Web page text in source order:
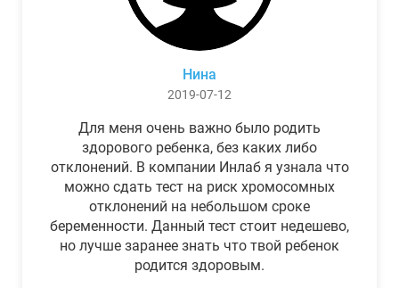
Нина
2019-07-12
Для меня очень важно было родить
здорового ребенка, без каких либо
отклонений. В компании Инлаб я узнала что
можно сдать тест на риск хромосомных
отклонений на небольшом сроке
беременности. Данный тест стоит недешево,
но лучше заранее знать что твой ребенок
родится здоровым.